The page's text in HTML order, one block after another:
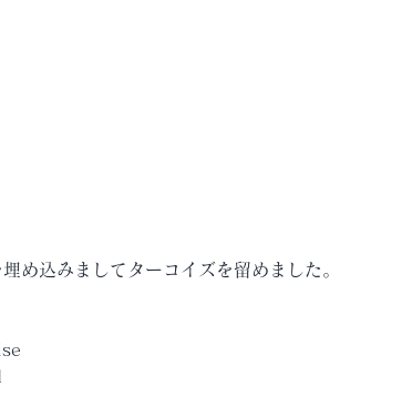
め込みましてターコイズを留めました。